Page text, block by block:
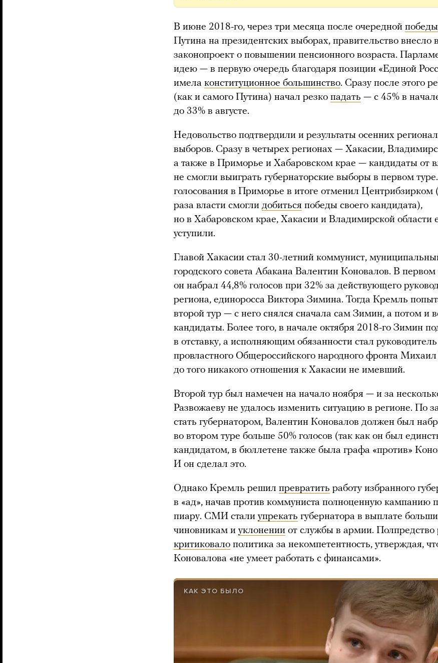
В июне 2018-го, через три месяца после очередной победы
Путина на президентских выборах, правительство внесло
законопроект о повышении пенсионного возраста.
идею — в первую очередь благодаря позиции «Единой
имела конституционное большинство. Сразу после этого
(как и самого Путина) начал резко падать — с 45% в
до 33% в августе.
Недовольство подтвердили и результаты осенних
выборов. Сразу в четырех регионах — Хакасии,
а также в Приморье и Хабаровском крае — кандидаты от
не смогли выиграть губернаторские выборы в первом
голосования в Приморье в итоге отменил Центрибзирком
раза власти смогли добиться победы своего кандидата),
но в Хабаровском крае, Хакасии и Владимирской области
уступили.
Главой Хакасии стал 30-летний коммунист,
городского совета Абакана Валентин Коновалов. В первом
он набрал 44,8% голосов при 32% за действующего
региона, единоросса Виктора Зимина. Тогда Кремль
второй тур — с него снялся сначала сам Зимин, а потом и
кандидаты. Более того, в начале октября 2018-го Зимин
в отставку, а исполняющим обязанности стал
провластного Общероссийского народного фронта
до того никакого отношения к Хакасии не имевший.
Второй тур был намечен на начало ноября — и за
Развожаеву не удалось изменить ситуацию в регионе. По
стать губернатором, Валентин Коновалов должен был
во втором туре больше 50% голосов (так как он был
кандидатом, в бюллетене также была графа «против»
И он сделал это.
Однако Кремль решил превратить работу избранного
в «ад», начав против коммуниста полноценную кампанию
пиару. СМИ стали упрекать губернатора в выплате
чиновникам и уклонении от службы в армии. Полпредство
критиковало политика за некомпетентность, утверждая,
Коновалова «не умеет работать с финансами».
КАК ЭТО БЫЛО